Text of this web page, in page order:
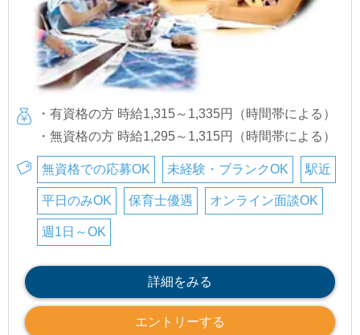
・有資格の方 時給1,315～1,335円（時間帯による）
・無資格の方 時給1,295～1,315円（時間帯による）
無資格での応募OK 未経験・ブランクOK 駅近
平日のみOK 保育士優遇 オンライン面談OK
週1日～OK
詳細をみる
エントリーする